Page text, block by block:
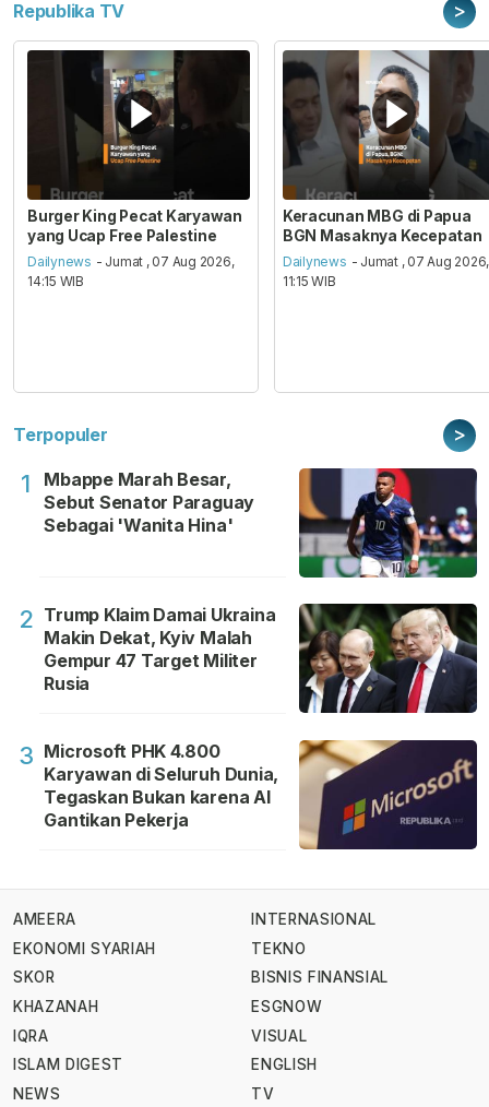
Republika TV >
Burger King Pecat Karyawan
yang Ucap Free Palestine
Dailynews - Jumat , 07 Aug 2026,
14:15 WIB
Keracunan MBG di Papua
BGN Masaknya Kecepatan
Dailynews - Jumat , 07 Aug 2026,
11:15 WIB
Terpopuler >
1
Mbappe Marah Besar,
Sebut Senator Paraguay
Sebagai 'Wanita Hina'
2 Trump Klaim Damai Ukraina
Makin Dekat, Kyiv Malah
Gempur 47 Target Militer
Rusia
3 Microsoft PHK 4.800
Karyawan di Seluruh Dunia,
Tegaskan Bukan karena AI
Gantikan Pekerja
AMEERA
EKONOMI SYARIAH
SKOR
KHAZANAH
IQRA
ISLAM DIGEST
NEWS
INTERNASIONAL
TEKNO
BISNIS FINANSIAL
ESGNOW
VISUAL
ENGLISH
TV